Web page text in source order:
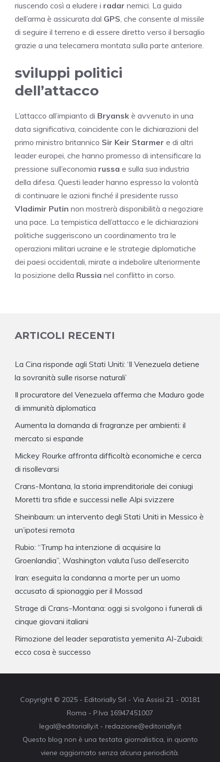
riuscendo così a eludere i radar nemici. La guida
dell’arma è assicurata dal GPS, che consente al missile
di seguire il terreno e di essere diretto verso il bersaglio
grazie a una telecamera montata sulla parte anteriore.
sviluppi politici
dell’attacco
L’attacco all’impianto di Bryansk è avvenuto in una
data significativa, coincidente con le dichiarazioni del
primo ministro britannico Sir Keir Starmer e di altri
leader europei, che hanno promesso di intensificare la
pressione sull’economia russa e sulla sua industria
della difesa. Questi leader hanno espresso la volontà
di continuare le azioni finché il presidente russo
Vladimir Putin non mostrerà disponibilità a negoziare
una pace. La tempistica dell’attacco e le dichiarazioni
politiche suggeriscono un coordinamento tra le
operazioni militari ucraine e le strategie diplomatiche
dei paesi occidentali, mirate a indebolire ulteriormente
la posizione della Russia nel conflitto in corso.
ARTICOLI RECENTI
La Cina risponde agli Stati Uniti: ‘Il Venezuela detiene
la sovranità sulle risorse naturali’
Il procuratore del Venezuela afferma che Maduro gode
di immunità diplomatica
Aumenta la domanda di fragranze per ambienti: il
mercato si espande
Mickey Rourke affronta difficoltà economiche e cerca
di risollevarsi
Crans-Montana, la storia imprenditoriale dei coniugi
Moretti tra sfide e successi nelle Alpi svizzere
Sheinbaum: un intervento degli Stati Uniti in Messico è
un’ipotesi remota
Rubio: “Trump ha intenzione di acquisire la
Groenlandia”, Washington valuta l’uso dell’esercito
Iran: eseguita la condanna a morte per un uomo
accusato di spionaggio per il Mossad
Strage di Crans-Montana: oggi si svolgono i funerali di
cinque giovani italiani
Rimozione del leader separatista yemenita Al-Zubaidi:
ecco cosa è successo
Copyright © 2025 - Editorially Srl - Via Assisi 21 - 00181
Roma - P.Iva 16947451007
legal@editorially.it - redazione@editorially.it
Questo blog non è una testata giornalistica, in quanto
viene aggiornato senza alcuna periodicità.